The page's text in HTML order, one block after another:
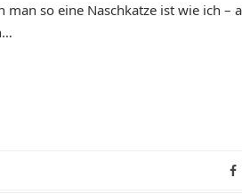
so eine Naschkatze ist wie ich –